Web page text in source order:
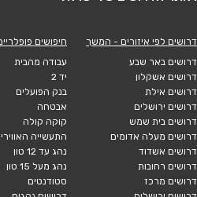
דרושים לפי איזורים - המשך
דרושים באר שבע
דרושים אשקלון
דרושים אילת
דרושים ירושלים
דרושים בית שמש
דרושים מעלה אדומים
דרושים אשדוד
דרושים רחובות
דרושים מרכז
חיפושים
עבודה מהבית
יד 2
בנק הפועלים
אבטחה
קוקה קולה
התעשייה
נהג עד 12 טון
נהג מעל 15 טון
סטודנטים